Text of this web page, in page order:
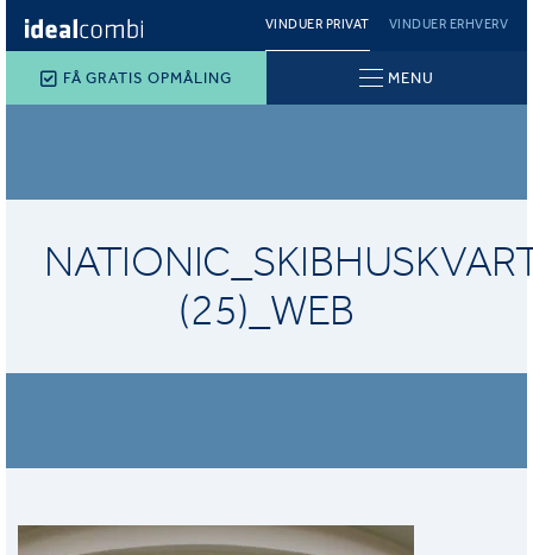
VINDUER PRIVAT VINDUER ERHVERV
FÅ GRATIS OPMÅLING MENU
(25)_WEB